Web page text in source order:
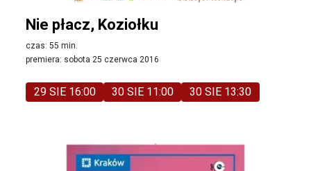
Nie płacz, Koziołku
czas: 55 min.
premiera: sobota 25 czerwca 2016
29 SIE 16:00 30 SIE 11:00 30 SIE 13:30